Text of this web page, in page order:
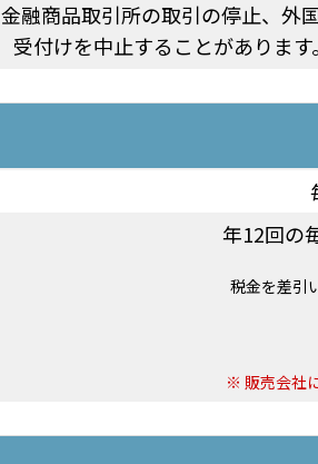
金融商品取引所の取引の停止、外
受付けを中止することがありま
年12回の
税金を差引
販売会社